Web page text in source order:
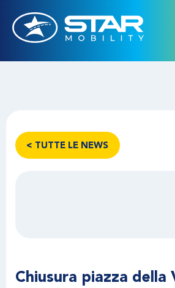
< TUTTE LE NEWS
Chiusura piazza